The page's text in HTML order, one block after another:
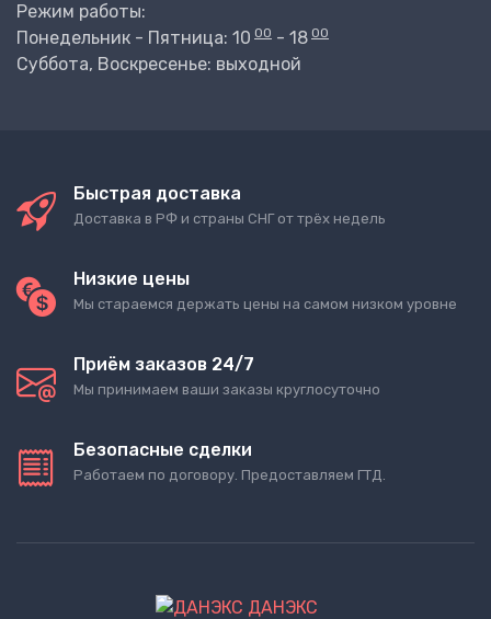
Режим работы:
Понедельник - Пятница: 10 00 - 18 00
Суббота, Воскресенье: выходной
Быстрая доставка
Доставка в РФ и страны СНГ от трёх недель
Низкие цены
Мы стараемся держать цены на самом низком уровне
Приём заказов 24/7
Мы принимаем ваши заказы круглосуточно
Безопасные сделки
Работаем по договору. Предоставляем ГТД.
ДАНЭКС